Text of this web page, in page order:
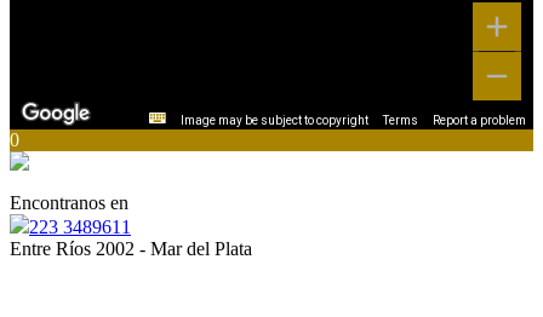
Image may be subject to copyright Terms Report a problem
0
Encontranos en
223 3489611
Entre Ríos 2002 - Mar del Plata